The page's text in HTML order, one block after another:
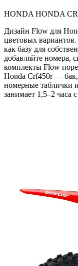
HONDA HONDA
Дизайн Flow для
цветовых
как базу для
добавляйте номера,
комплекты Flow
Honda Crf450r —
номерные таблички
занимает 1,5–2 часа